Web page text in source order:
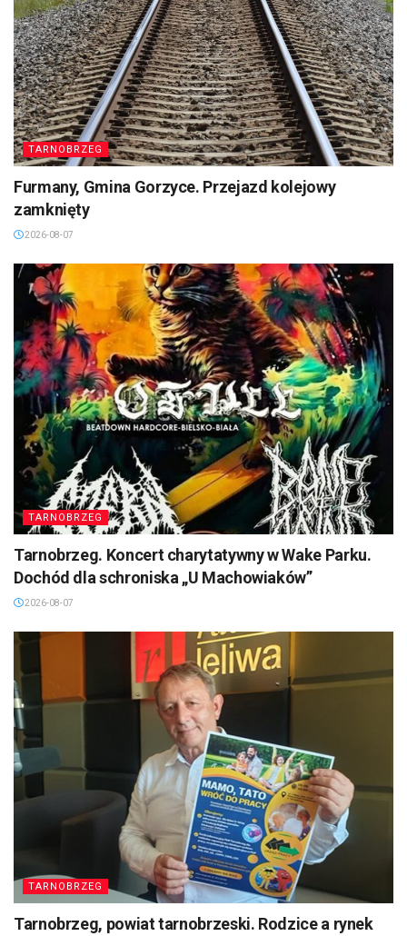
TARNOBRZEG
Furmany, Gmina Gorzyce. Przejazd kolejowy
zamknięty
2026-08-07
TARNOBRZEG
Tarnobrzeg. Koncert charytatywny w Wake Parku.
Dochód dla schroniska „U Machowiaków”
2026-08-07
TARNOBRZEG
Tarnobrzeg, powiat tarnobrzeski. Rodzice a rynek